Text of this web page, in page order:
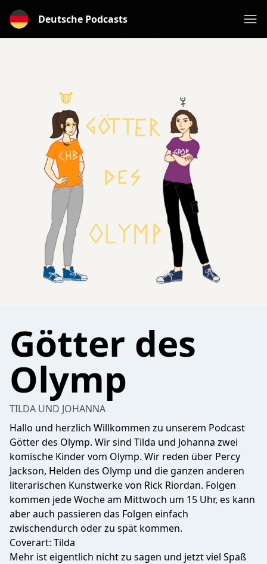
Deutsche Podcasts
Götter des
Olymp
TILDA UND JOHANNA
Hallo und herzlich Willkommen zu unserem Podcast
Götter des Olymp. Wir sind Tilda und Johanna zwei
komische Kinder vom Olymp. Wir reden über Percy
Jackson, Helden des Olymp und die ganzen anderen
literarischen Kunstwerke von Rick Riordan. Folgen
kommen jede Woche am Mittwoch um 15 Uhr, es kann
aber auch passieren das Folgen einfach
zwischendurch oder zu spät kommen.
Coverart: Tilda
Mehr ist eigentlich nicht zu sagen und jetzt viel Spaß